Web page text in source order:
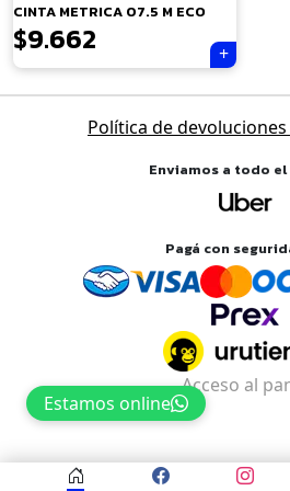
CINTA METRICA 07.5 M ECO
$9.662
Política de
Enviamos a todo
Pagá con
Estamos online
Acceso al
Tu carrito está
Agregá un producto y